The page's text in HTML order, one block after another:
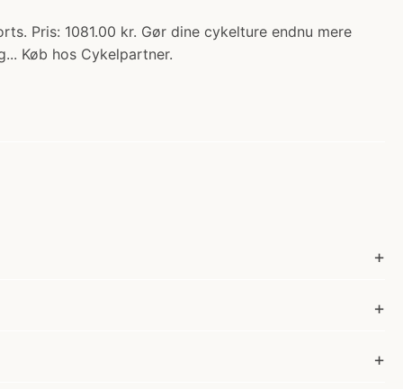
Pris: 1081.00 kr. Gør dine cykelture endnu mere
Køb hos Cykelpartner.